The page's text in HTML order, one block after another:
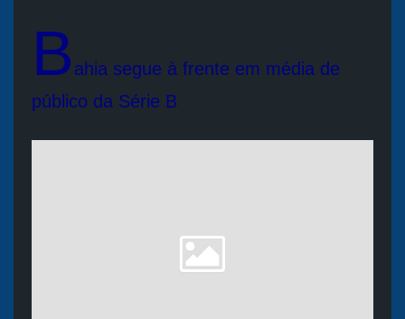
B ahia segue à frente em média de
público da Série B